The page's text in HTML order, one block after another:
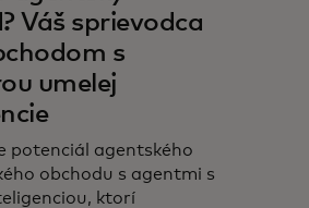
Váš sprievodca
s
umelej
potenciál agentského
obchodu s agentmi s
ktorí